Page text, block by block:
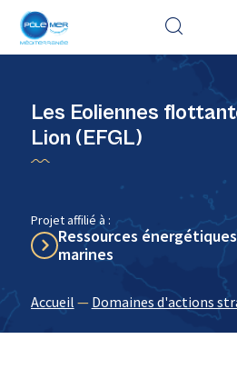
Les Eoliennes
Lion (EFGL)
Projet affilié à :
Ressources
marines
Accueil — Domaines d'actions
Panneau de gestion des cookies